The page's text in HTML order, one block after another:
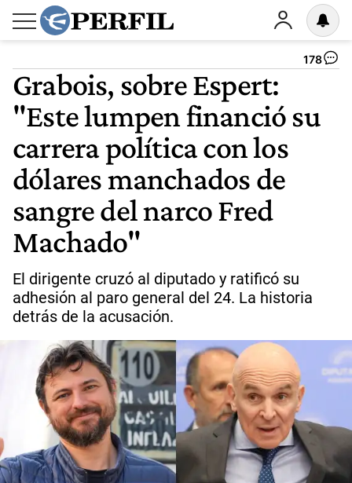
178
Grabois, sobre Espert:
"Este lumpen financió su
carrera política con los
dólares manchados de
sangre del narco Fred
Machado"
El dirigente cruzó al diputado y ratificó su
adhesión al paro general del 24. La historia
detrás de la acusación.